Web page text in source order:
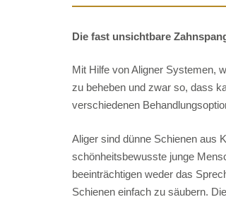
Die fast unsichtbare
Mit Hilfe von Aligner Systemen,
zu beheben und zwar so, dass
verschiedenen
Aliger sind dünne Schienen aus
schönheitsbewusste junge
beeinträchtigen weder das
Schienen einfach zu säubern.